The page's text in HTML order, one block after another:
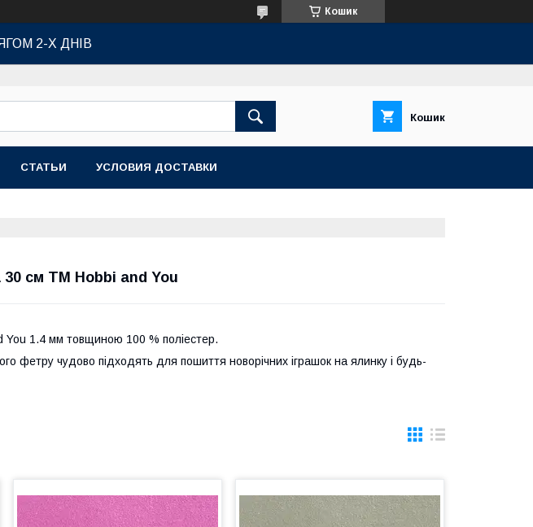
Кошик
2-Х ДНІВ
Кошик
СТАТЬИ УСЛОВИЯ ДОСТАВКИ
см ТМ Hobbi and You
You 1.4 мм товщиною 100 % поліестер.
фетру чудово підходять для пошиття новорічних іграшок на ялинку і будь-